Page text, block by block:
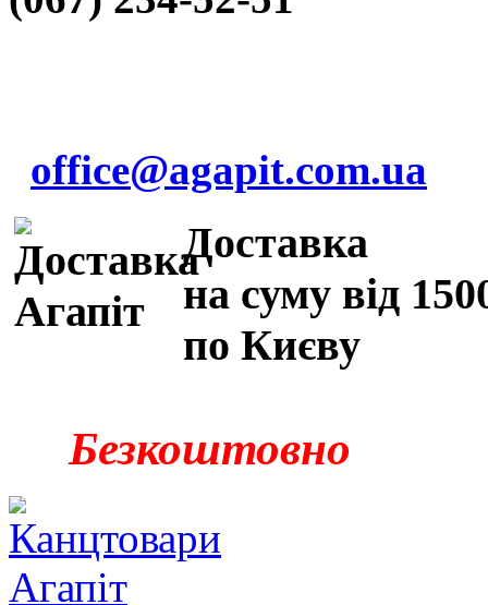
office@agapit.com.ua
Доставка
на суму від
по Києву
Безкоштовно